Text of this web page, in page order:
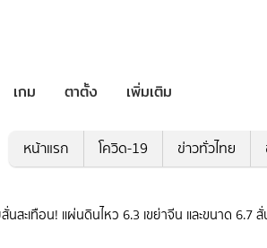
เกม ตาตั้ง เพิ่มเติม
หน้าแรก โควิด-19 ข่าวทั่วไทย
สั่นสะเทือน! แผ่นดินไหว 6.3 เขย่าจีน และขนาด 6.7